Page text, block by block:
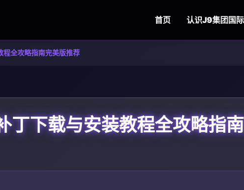
首页 认识J9集团国
程全攻略指南完美版推荐
丁下载与安装教程全攻略指